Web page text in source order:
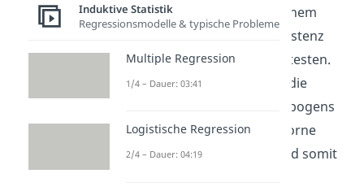
Einsatz im Fragebogen in kleinem
Umfang auf die interne Konsistenz
und somit ihre Reliabilität zu testen.
Dadurch können Fragen, die die
interne Konsistenz des Fragebogens
verschlechtern, bereits von vorne
herein aussortiert werden und somit
Induktive Statistik
Regressionsmodelle & typische Probleme
Multiple Regression
1/4 – Dauer: 03:41
Logistische Regression
2/4 – Dauer: 04:19